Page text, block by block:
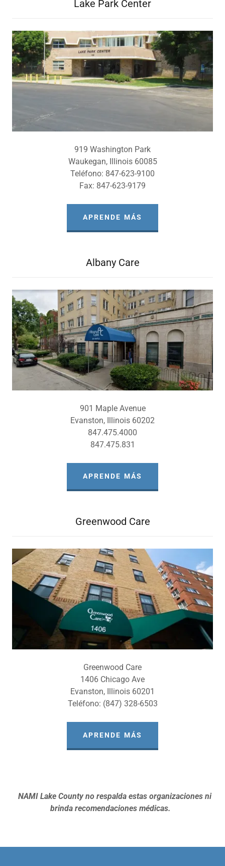
Lake Park Center
919 Washington Park
Waukegan, Illinois 60085
Teléfono: 847-623-9100
Fax: 847-623-9179
APRENDE MÁS
Albany Care
901 Maple Avenue
Evanston, Illinois 60202
847.475.4000
847.475.831
APRENDE MÁS
Greenwood Care
Greenwood Care
1406 Chicago Ave
Evanston, Illinois 60201
Teléfono: (847) 328-6503
APRENDE MÁS
NAMI Lake County no respalda estas organizaciones ni
brinda recomendaciones médicas.